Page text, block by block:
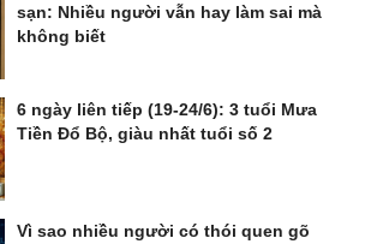
sạn: Nhiều người vẫn hay làm sai mà
không biết
6 ngày liên tiếp (19-24/6): 3 tuổi Mưa
Tiền Đổ Bộ, giàu nhất tuổi số 2
Vì sao nhiều người có thói quen gõ